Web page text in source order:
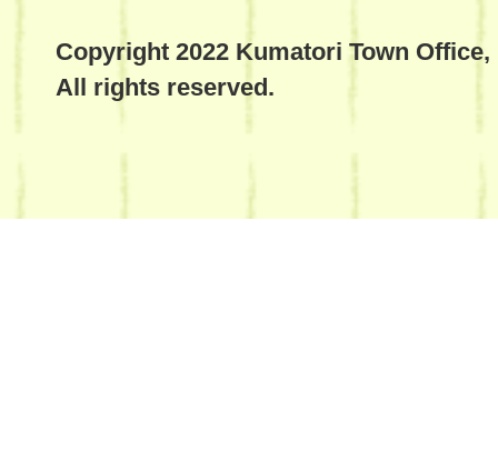
Copyright 2022 Kumatori Town Office,
All rights reserved.